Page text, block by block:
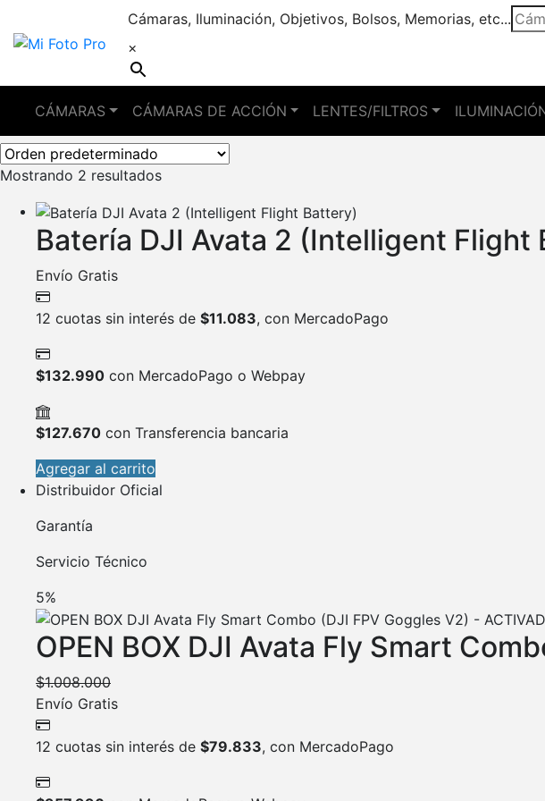
Cámaras, Iluminación, Objetivos, Bolsos, Memorias, etc...
×
CÁMARAS CÁMARAS DE ACCIÓN LENTES/FILTROS
avata
Mostrando 2 resultados
Batería DJI Avata 2 (Intelligent Flight
Envío Gratis
12 cuotas sin interés de $11.083, con MercadoPago
$132.990 con MercadoPago o Webpay
$127.670 con Transferencia bancaria
Agregar al carrito
Distribuidor Oficial
Garantía
Servicio Técnico
5%
OPEN BOX DJI Avata Fly Smart
$1.008.000
Envío Gratis
12 cuotas sin interés de $79.833, con MercadoPago